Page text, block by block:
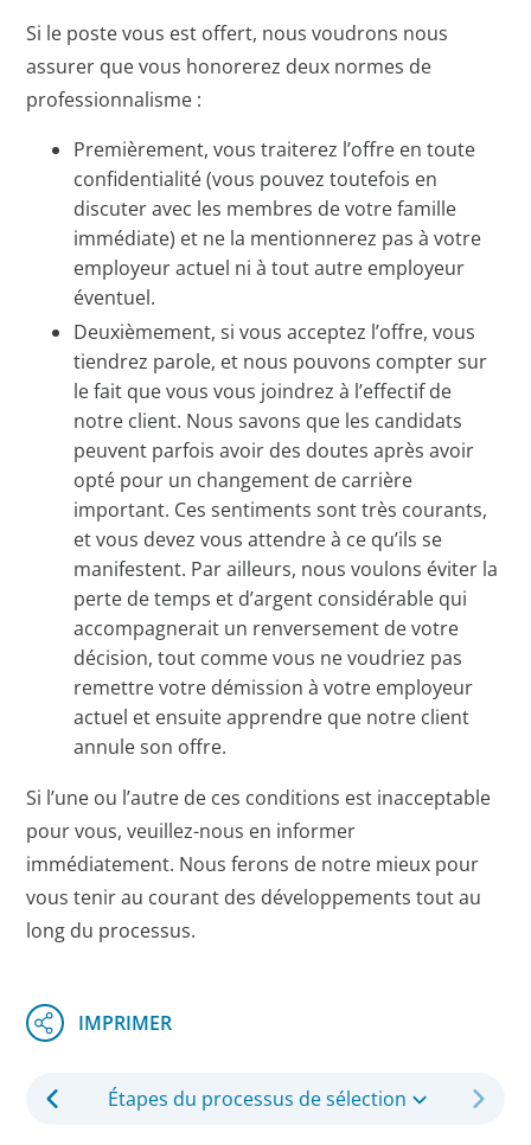
Si le poste vous est offert, nous voudrons nous
assurer que vous honorerez deux normes de
professionnalisme :
Premièrement, vous traiterez l’offre en toute
confidentialité (vous pouvez toutefois en
discuter avec les membres de votre famille
immédiate) et ne la mentionnerez pas à votre
employeur actuel ni à tout autre employeur
éventuel.
Deuxièmement, si vous acceptez l’offre, vous
tiendrez parole, et nous pouvons compter sur
le fait que vous vous joindrez à l’effectif de
notre client. Nous savons que les candidats
peuvent parfois avoir des doutes après avoir
opté pour un changement de carrière
important. Ces sentiments sont très courants,
et vous devez vous attendre à ce qu’ils se
manifestent. Par ailleurs, nous voulons éviter la
perte de temps et d’argent considérable qui
accompagnerait un renversement de votre
décision, tout comme vous ne voudriez pas
remettre votre démission à votre employeur
actuel et ensuite apprendre que notre client
annule son offre.
Si l’une ou l’autre de ces conditions est inacceptable
pour vous, veuillez-nous en informer
immédiatement. Nous ferons de notre mieux pour
vous tenir au courant des développements tout au
long du processus.
Étapes du processus de sélection